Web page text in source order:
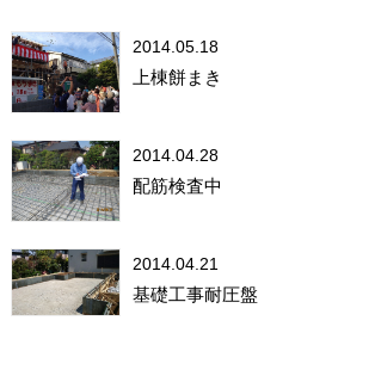
2014.05.18
上棟餅まき
2014.04.28
配筋検査中
2014.04.21
基礎工事耐圧盤